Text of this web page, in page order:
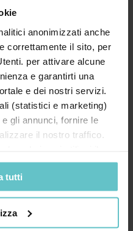
anonimizzati anche
correttamente il sito, per
per attivare alcune
e garantirti una
e dei nostri servizi.
(statistici e marketing)
gli annunci, fornire le
il nostro traffico.
si occupano di analisi dei
i quali potrebbero
che hai fornito loro o
utilizzo dei loro servizi.
tutti
Newsletter di
e acconsento
specificato